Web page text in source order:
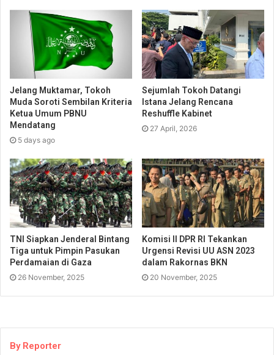
Jelang Muktamar, Tokoh
Muda Soroti Sembilan Kriteria
Ketua Umum PBNU
Mendatang
5 days ago
Sejumlah Tokoh Datangi
Istana Jelang Rencana
Reshuffle Kabinet
27 April, 2026
TNI Siapkan Jenderal Bintang
Tiga untuk Pimpin Pasukan
Perdamaian di Gaza
26 November, 2025
Komisi II DPR RI Tekankan
Urgensi Revisi UU ASN 2023
dalam Rakornas BKN
20 November, 2025
By Reporter